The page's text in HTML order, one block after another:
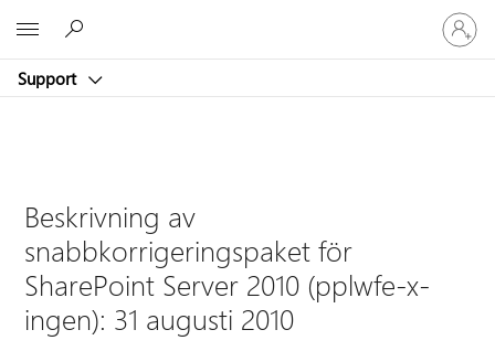
Support
Logga
in
på
konto
Beskrivning av
snabbkorrigeringspaket för
SharePoint Server 2010 (pplwfe-x-
ingen): 31 augusti 2010